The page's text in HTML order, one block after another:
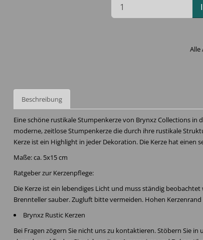
Alle
Beschreibung
Eine schöne rustikale Stumpenkerze von Brynxz Collections in
moderne, zeitlose Stumpenkerze die durch ihre rustikale
Kerze ist ein Highlight in jeder Dekoration. Die Kerze hat einen
Maße: ca. 5x15 cm
Ratgeber zur Kerzenpflege:
Die Kerze ist ein lebendiges Licht und muss ständig
Brennteller sauber. Zugluft bitte vermeiden. Hohen
Brynxz Rustic Kerzen
Bei Fragen zögern Sie nicht uns zu kontaktieren. Stöbern Sie in